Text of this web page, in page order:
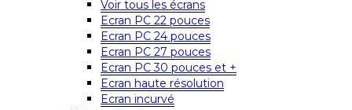
Voir tous les écrans
Ecran PC 22 pouces
Ecran PC 24 pouces
Ecran PC 27 pouces
Ecran PC 30 pouces et +
Ecran haute résolution
Ecran incurvé